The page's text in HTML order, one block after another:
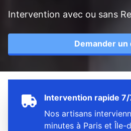
Intervention avec ou sans
Demander un
Intervention rapide
Nos artisans
minutes à Paris et Île-